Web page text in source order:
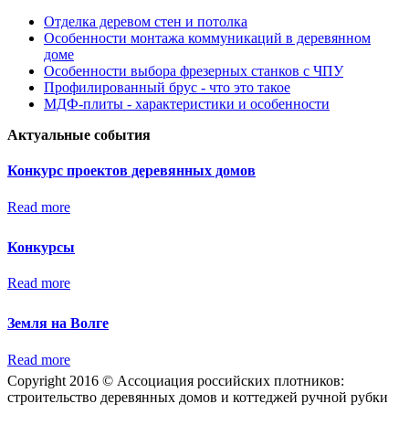
Отделка деревом стен и потолка
Особенности монтажа коммуникаций в деревянном
доме
Особенности выбора фрезерных станков с ЧПУ
Профилированный брус - что это такое
МДФ-плиты - характеристики и особенности
Актуальные события
Конкурс проектов деревянных домов
Read more
Конкурсы
Read more
Земля на Волге
Read more
Copyright 2016 © Ассоциация российских плотников:
строительство деревянных домов и коттеджей ручной рубки